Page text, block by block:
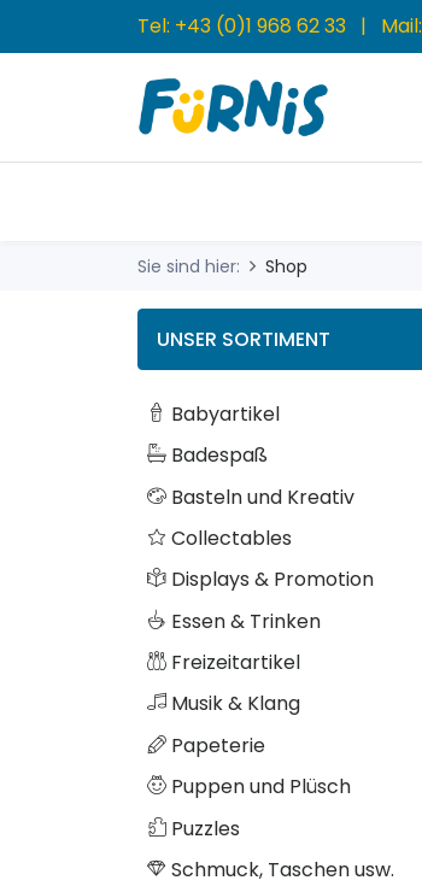
Tel: +43 (0)1 968 62 33 | Mail:
Sie sind hier: Shop
UNSER SORTIMENT
Babyartikel
Badespaß
Basteln und Kreativ
Collectables
Displays & Promotion
Essen & Trinken
Freizeitartikel
Musik & Klang
Papeterie
Puppen und Plüsch
Puzzles
Schmuck, Taschen usw.